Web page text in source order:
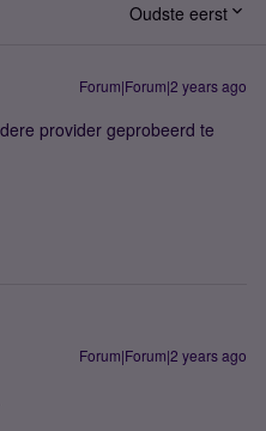
Oudste eerst
Forum|Forum|2 years ago
provider geprobeerd te
Forum|Forum|2 years ago